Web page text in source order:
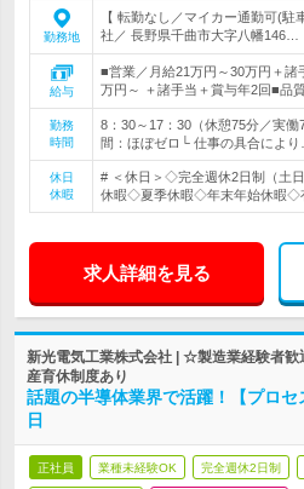
勤務地
【 転勤なし／マイカー通勤可(
社／ 長野県千曲市大字八幡146…
給与
■営業／月給21万円～30万円＋
万円～ ＋諸手当＋賞与年2回■品
勤務
時間
8：30～17：30（休憩75分／実
間：ほぼゼロ└ 仕事の具合により
休日
休暇
# ＜休日＞◇完全週休2日制（土
休暇◇夏季休暇◇年末年始休暇◇
求人詳細を見る
新光電気工業株式会社 | ☆製造業経験者
産育休制度あり
話題の半導体業界で活躍！【プロ
日
正社員 業種未経験OK 完全週休2日制